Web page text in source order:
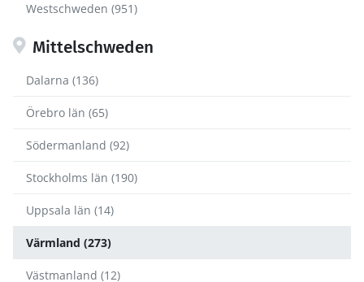
Westschweden (951)
Mittelschweden
Dalarna (136)
Örebro län (65)
Södermanland (92)
Stockholms län (190)
Uppsala län (14)
Värmland (273)
Västmanland (12)